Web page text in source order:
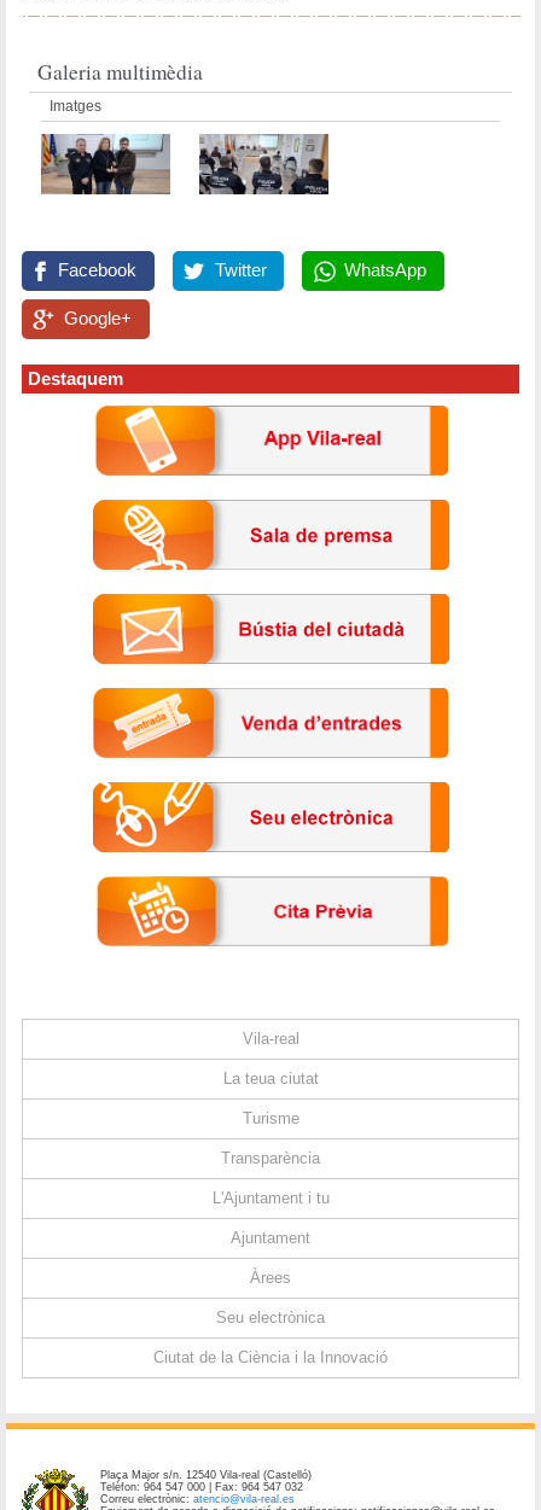
Galeria multimèdia
Imatges
Facebook Twitter WhatsApp
Google+
Destaquem
Vila-real
La teua ciutat
Turisme
Transparència
L'Ajuntament i tu
Ajuntament
Àrees
Seu electrònica
Ciutat de la Ciència i la Innovació
Plaça Major s/n. 12540 Vila-real (Castelló)
Telèfon: 964 547 000 | Fax: 964 547 032
Correu electrònic:atencio@vila-real.es